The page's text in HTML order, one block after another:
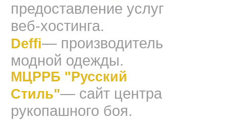
предоставление услуг
веб-хостинга.
Deffi— производитель
модной одежды.
МЦРРБ "Русский
Стиль"— сайт центра
рукопашного боя.